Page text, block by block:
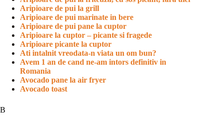
Aripioare de pui la grill
Aripioare de pui marinate in bere
Aripioare de pui pane la cuptor
Aripioare la cuptor – picante si fragede
Aripioare picante la cuptor
Ati intalnit vreodata-n viata un om bun?
Avem 1 an de cand ne-am intors definitiv in
Romania
Avocado pane la air fryer
Avocado toast
B